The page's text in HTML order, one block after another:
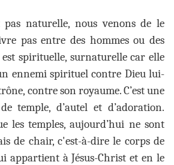
pas naturelle, nous venons de le
pas entre des hommes ou des
spirituelle, surnaturelle car elle
ennemi spirituel contre Dieu lui-
contre son royaume. C’est une
temple, d’autel et d’adoration.
les temples, aujourd’hui ne sont
de chair, c'est-à-dire le corps de
appartient à Jésus-Christ et en le